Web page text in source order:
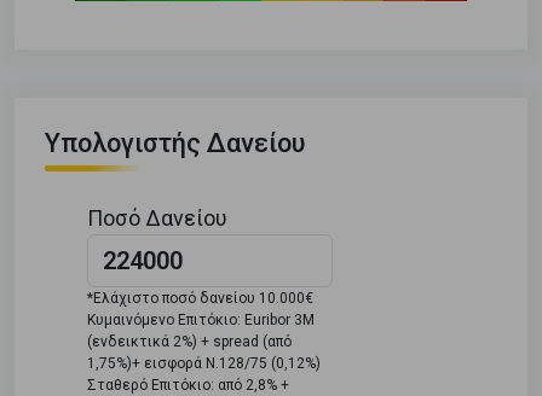
Υπολογιστής Δανείου
Ποσό Δανείου
*Ελάχιστο ποσό δανείου 10.000€
Κυμαινόμενο Επιτόκιο: Euribor 3M
(ενδεικτικά 2%) + spread (από
1,75%)+ εισφορά Ν.128/75 (0,12%)
Σταθερό Επιτόκιο: από 2,8% +